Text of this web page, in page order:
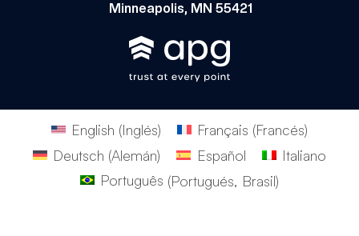
Minneapolis, MN 55421
English (Inglés) Français (Francés)
Deutsch (Alemán) Español
Italiano
Português (Portugués, Brasil)